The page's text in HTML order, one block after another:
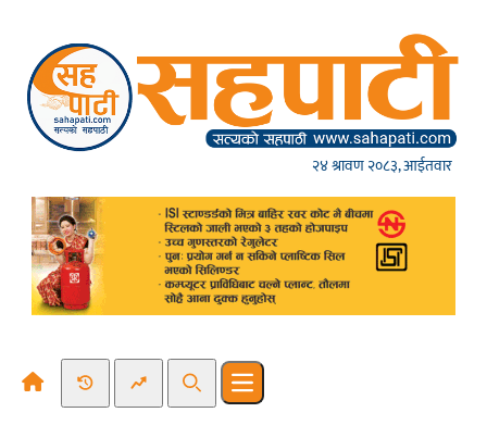
२४ श्रावण २०८३, आईतवार
Recent NewsTrending News
SearchOpen main menu